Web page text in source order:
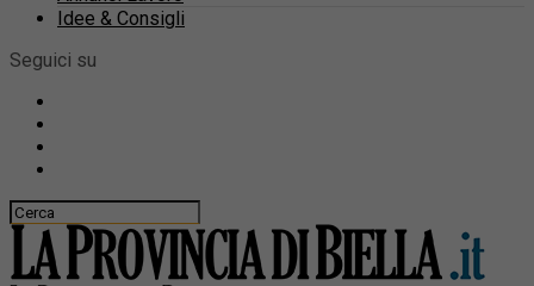
Idee & Consigli
Seguici su